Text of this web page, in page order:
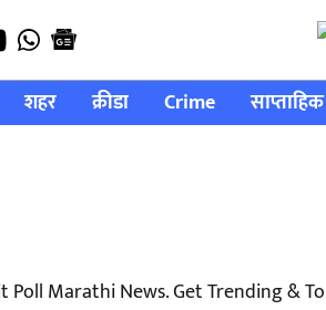
शहर क्रीडा Crime साप्ताहिक
Poll Marathi News. Get Trending &